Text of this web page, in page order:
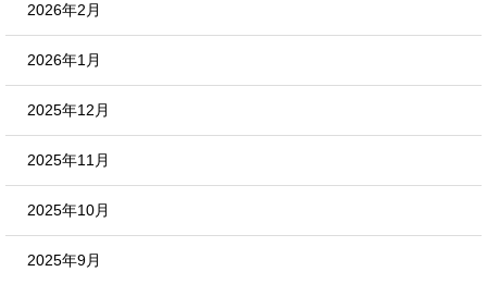
2026年2月
2026年1月
2025年12月
2025年11月
2025年10月
2025年9月